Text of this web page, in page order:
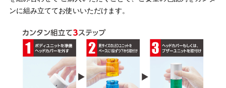
ンに組み立ててお使いいただけます。